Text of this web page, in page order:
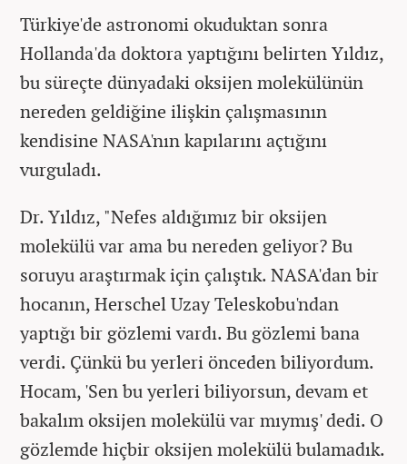
Türkiye'de astronomi okuduktan sonra
Hollanda'da doktora yaptığını belirten Yıldız,
bu süreçte dünyadaki oksijen molekülünün
nereden geldiğine ilişkin çalışmasının
kendisine NASA'nın kapılarını açtığını
vurguladı.
Dr. Yıldız, "Nefes aldığımız bir oksijen
molekülü var ama bu nereden geliyor? Bu
soruyu araştırmak için çalıştık. NASA'dan bir
hocanın, Herschel Uzay Teleskobu'ndan
yaptığı bir gözlemi vardı. Bu gözlemi bana
verdi. Çünkü bu yerleri önceden biliyordum.
Hocam, 'Sen bu yerleri biliyorsun, devam et
bakalım oksijen molekülü var mıymış' dedi. O
gözlemde hiçbir oksijen molekülü bulamadık.